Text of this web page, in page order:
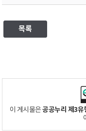
목록
이 게시물은공공누리 제3